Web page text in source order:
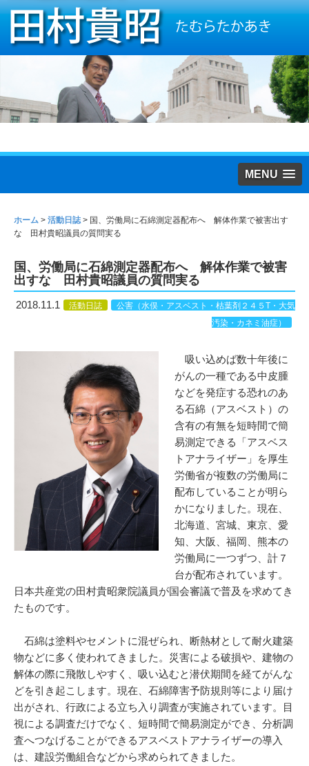
MENU
ホーム > 活動日誌> 国、労働局に石綿測定器配布へ 解体作業で被害出す
な 田村貴昭議員の質問実る
国、労働局に石綿測定器配布へ 解体作業で被害
出すな 田村貴昭議員の質問実る
2018.11.1 活動日誌
公害（水俣・アスベスト・枯葉剤２４５T・大気
汚染・カネミ油症）
吸い込めば数十年後に
がんの一種である中皮腫
などを発症する恐れのあ
る石綿（アスベスト）の
含有の有無を短時間で簡
易測定できる「アスベス
トアナライザー」を厚生
労働省が複数の労働局に
配布していることが明ら
かになりました。現在、
北海道、宮城、東京、愛
知、大阪、福岡、熊本の
労働局に一つずつ、計７
台が配布されています。
日本共産党の田村貴昭衆院議員が国会審議で普及を求めてき
たものです。
石綿は塗料やセメントに混ぜられ、断熱材として耐火建築
物などに多く使われてきました。災害による破損や、建物の
解体の際に飛散しやすく、吸い込むと潜伏期間を経てがんな
どを引き起こします。現在、石綿障害予防規則等により届け
出がされ、行政による立ち入り調査が実施されています。目
視による調査だけでなく、短時間で簡易測定ができ、分析調
査へつなげることができるアスベストアナライザーの導入
は、建設労働組合などから求められてきました。